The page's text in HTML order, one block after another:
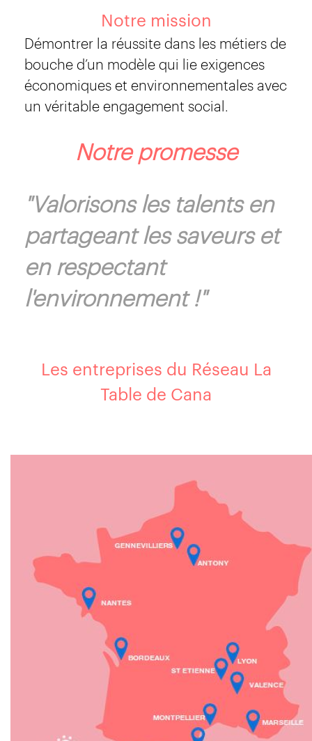
Notre mission
Démontrer la réussite dans les métiers de
bouche d’un modèle qui lie exigences
économiques et environnementales avec
un véritable engagement social.
Notre promesse
"Valorisons les talents en
partageant les saveurs et
en respectant
l'environnement !"
Les entreprises du Réseau La
Table de Cana